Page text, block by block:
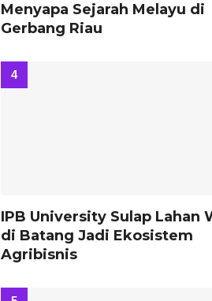
Menyapa Sejarah Melayu di
Gerbang Riau
IPB University Sulap Lahan
di Batang Jadi Ekosistem
Agribisnis